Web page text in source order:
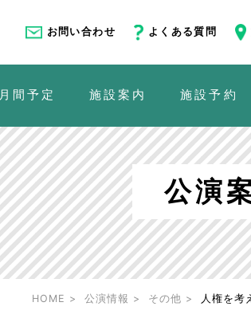
お問い合わせ よくある質問
月間予定 施設案内 施設予約
公演
HOME 公演情報 その他 人権を考